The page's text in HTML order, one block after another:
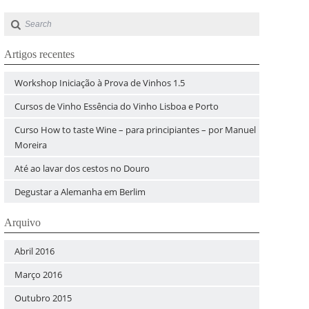
Artigos recentes
Workshop Iniciação à Prova de Vinhos 1.5
Cursos de Vinho Essência do Vinho Lisboa e Porto
Curso How to taste Wine – para principiantes – por Manuel
Moreira
Até ao lavar dos cestos no Douro
Degustar a Alemanha em Berlim
Arquivo
Abril 2016
Março 2016
Outubro 2015